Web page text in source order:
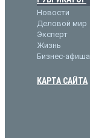
Новости
Деловой мир
Эксперт
Жизнь
Бизнес-афиша
КАРТА САЙТА